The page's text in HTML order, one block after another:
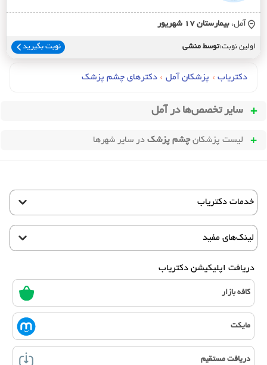
آمل، بيمارستان 17 شهريور
اولین نوبت:توسط منشی نوبت بگیرید
دکتریاب › پزشکان آمل › دکترهای چشم پزشک
سایر تخصص‌ها در آمل
لیست پزشکانچشم پزشک در سایر شهرها
خدمات دکتریاب
لینک‌های مفید
دریافت اپلیکیشن دکتریاب
کافه بازار
مایکت
دریافت مستقیم